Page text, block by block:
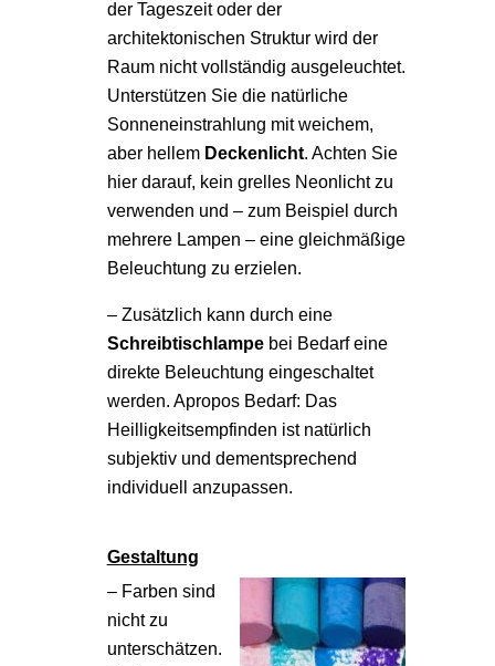
der Tageszeit oder der
architektonischen Struktur wird der
Raum nicht vollständig ausgeleuchtet.
Unterstützen Sie die natürliche
Sonneneinstrahlung mit weichem,
aber hellem Deckenlicht. Achten Sie
hier darauf, kein grelles Neonlicht zu
verwenden und – zum Beispiel durch
mehrere Lampen – eine gleichmäßige
Beleuchtung zu erzielen.
– Zusätzlich kann durch eine
Schreibtischlampe bei Bedarf eine
direkte Beleuchtung eingeschaltet
werden. Apropos Bedarf: Das
Heilligkeitsempfinden ist natürlich
subjektiv und dementsprechend
individuell anzupassen.
Gestaltung
– Farben sind
nicht zu
unterschätzen.